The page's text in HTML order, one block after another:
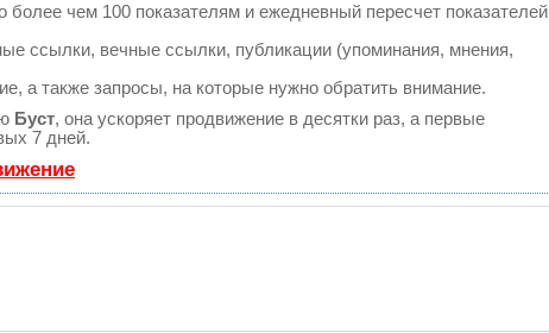
чем 100 показателям и ежедневный пересчет показателей
ссылки, вечные ссылки, публикации (упоминания, мнения,
а также запросы, на которые нужно обратить внимание.
Буст, она ускоряет продвижение в десятки раз, а первые
7 дней.